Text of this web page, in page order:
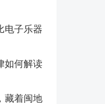
电子乐器
如何解读
藏着闽地